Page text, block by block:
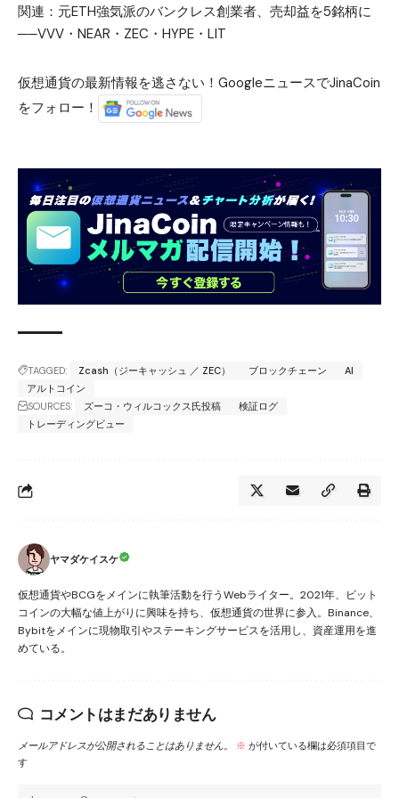
関連： 元ETH強気派のバンクレス創業者、売却益を5銘柄に
──VVV・NEAR・ZEC・HYPE・LIT
仮想通貨の最新情報を逃さない！GoogleニュースでJinaCoin
をフォロー！
TAGGED: Zcash（ジーキャッシュ ／ ZEC） ブロックチェーン
AI
アルトコイン
SOURCES:
ズーコ・ウィルコックス氏投稿
検証ログ
トレーディングビュー
ヤマダケイスケ
仮想通貨やBCGをメインに執筆活動を行うWebライター。2021年、ビット
コインの大幅な値上がりに興味を持ち、仮想通貨の世界に参入。Binance、
Bybitをメインに現物取引やステーキングサービスを活用し、資産運用を進
めている。
コメントはまだありません
メールアドレスが公開されることはありません。 ※ が付いている欄は必須項目で
す